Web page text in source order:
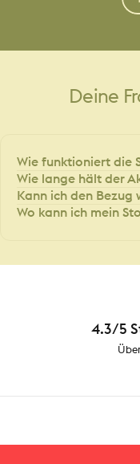
Deine
Wie funktioniert die
Wie lange hält der
Kann ich den Bezug
Wo kann ich mein
4.3/5